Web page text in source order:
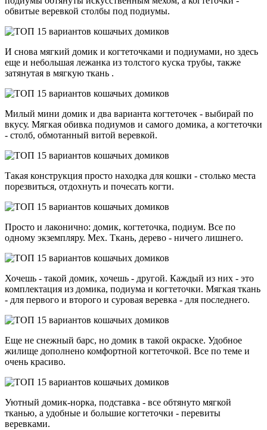
обвитые веревкой столбы под подиумы.
И снова мягкий домик и когтеточками и подиумами, но здесь
еще и небольшая лежанка из толстого куска трубы, также
затянутая в мягкую ткань .
Милый мини домик и два варианта когтеточек - выбирай по
вкусу. Мягкая обивка подиумов и самого домика, а когтеточки
- столб, обмотанный витой веревкой.
Такая конструкция просто находка для кошки - столько места
порезвиться, отдохнуть и почесать когти.
Просто и лаконично: домик, когтеточка, подиум. Все по
одному экземпляру. Мех. Ткань, дерево - ничего лишнего.
Хочешь - такой домик, хочешь - другой. Каждый из них - это
комплектация из домика, подиума и когтеточки. Мягкая ткань
- для первого и второго и суровая веревка - для последнего.
Еще не снежный барс, но домик в такой окраске. Удобное
жилище дополнено комфортной когтеточкой. Все по теме и
очень красиво.
Уютный домик-норка, подставка - все обтянуто мягкой
тканью, а удобные и большие когтеточки - перевиты
веревками.